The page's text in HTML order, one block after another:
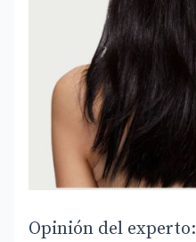
Opinión del experto: